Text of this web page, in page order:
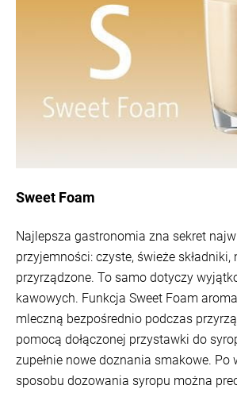
Sweet Foam
Najlepsza gastronomia zna sekret
przyjemności: czyste, świeże
przyrządzone. To samo dotyczy
kawowych. Funkcja Sweet Foam
mleczną bezpośrednio podczas
pomocą dołączonej przystawki do
zupełnie nowe doznania smakowe. Po
sposobu dozowania syropu można